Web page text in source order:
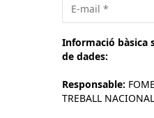
Informació bàsica
de dades:
Responsable:
TREBALL